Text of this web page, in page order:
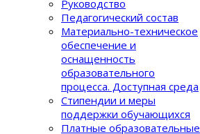
Руководство
Педагогический состав
Материально-техническое
обеспечение и
оснащенность
образовательного
процеcса. Доступная среда
Стипендии и меры
поддержки обучающихся
Платные образовательные